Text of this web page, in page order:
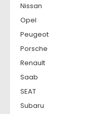
Nissan
Opel
Peugeot
Porsche
Renault
Saab
SEAT
Subaru